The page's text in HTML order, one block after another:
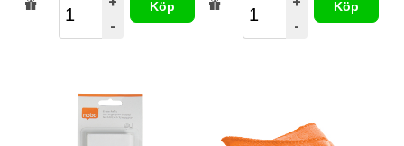
-
Köp
-
Köp